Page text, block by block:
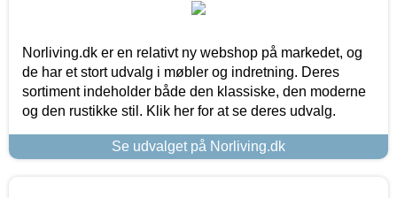
Norliving.dk er en relativt ny webshop på markedet, og
de har et stort udvalg i møbler og indretning. Deres
sortiment indeholder både den klassiske, den moderne
og den rustikke stil. Klik her for at se deres udvalg.
Se udvalget på Norliving.dk